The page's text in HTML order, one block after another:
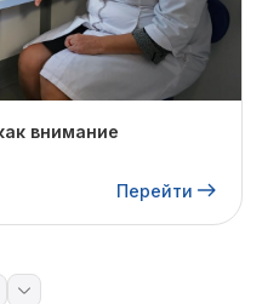
внимание
Перейти